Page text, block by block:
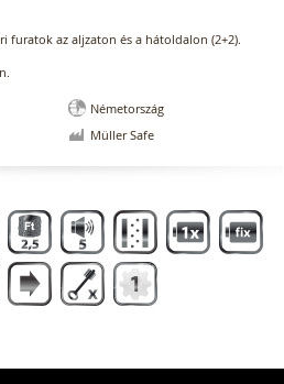
furatok az aljzaton és a hátoldalon (2+2).
Németország
Müller Safe